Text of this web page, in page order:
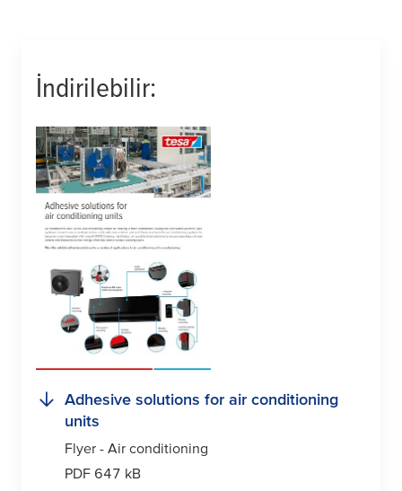
İndirilebilir:
Adhesive solutions for air conditioning
units
Flyer - Air conditioning
PDF 647 kB